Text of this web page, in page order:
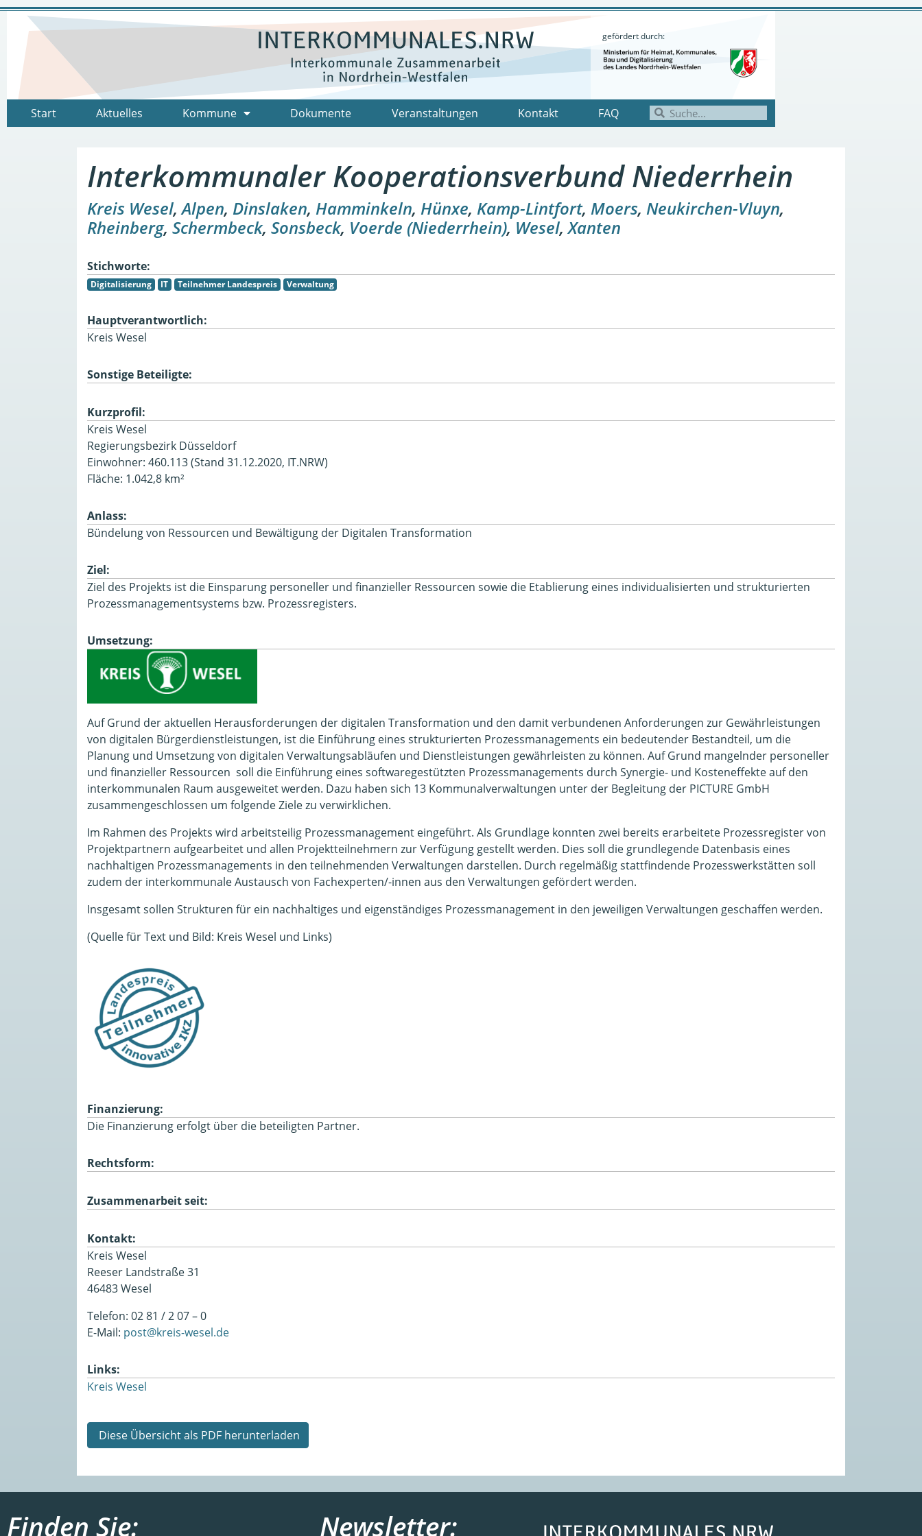
gefördert durch:
Start Aktuelles Kommune Dokumente Veranstaltungen Kontakt FAQ
Interkommunaler Kooperationsverbund Niederrhein
Kreis Wesel,Alpen, Dinslaken, Hamminkeln, Hünxe, Kamp-Lintfort, Moers, Neukirchen-Vluyn,
Rheinberg, Schermbeck, Sonsbeck, Voerde (Niederrhein), Wesel,Xanten
Stichworte:
Digitalisierung IT Teilnehmer Landespreis Verwaltung
Hauptverantwortlich:
Kreis Wesel
Sonstige Beteiligte:
Kurzprofil:
Kreis Wesel
Regierungsbezirk Düsseldorf
Einwohner: 460.113 (Stand 31.12.2020, IT.NRW)
Fläche: 1.042,8 km²
Anlass:
Bündelung von Ressourcen und Bewältigung der Digitalen Transformation
Ziel:
Ziel des Projekts ist die Einsparung personeller und finanzieller Ressourcen sowie die Etablierung eines individualisierten und strukturierten
Prozessmanagementsystems bzw. Prozessregisters.
Umsetzung:
Auf Grund der aktuellen Herausforderungen der digitalen Transformation und den damit verbundenen Anforderungen zur Gewährleistungen
von digitalen Bürgerdienstleistungen, ist die Einführung eines strukturierten Prozessmanagements ein bedeutender Bestandteil, um die
Planung und Umsetzung von digitalen Verwaltungsabläufen und Dienstleistungen gewährleisten zu können. Auf Grund mangelnder personeller
und finanzieller Ressourcen soll die Einführung eines softwaregestützten Prozessmanagements durch Synergie- und Kosteneffekte auf den
interkommunalen Raum ausgeweitet werden. Dazu haben sich 13 Kommunalverwaltungen unter der Begleitung der PICTURE GmbH
zusammengeschlossen um folgende Ziele zu verwirklichen.
Im Rahmen des Projekts wird arbeitsteilig Prozessmanagement eingeführt. Als Grundlage konnten zwei bereits erarbeitete Prozessregister von
Projektpartnern aufgearbeitet und allen Projektteilnehmern zur Verfügung gestellt werden. Dies soll die grundlegende Datenbasis eines
nachhaltigen Prozessmanagements in den teilnehmenden Verwaltungen darstellen. Durch regelmäßig stattfindende Prozesswerkstätten soll
zudem der interkommunale Austausch von Fachexperten/-innen aus den Verwaltungen gefördert werden.
Insgesamt sollen Strukturen für ein nachhaltiges und eigenständiges Prozessmanagement in den jeweiligen Verwaltungen geschaffen werden.
(Quelle für Text und Bild: Kreis Wesel und Links)
Finanzierung:
Die Finanzierung erfolgt über die beteiligten Partner.
Rechtsform:
Zusammenarbeit seit:
Kontakt:
Kreis Wesel
Reeser Landstraße 31
46483 Wesel
Telefon: 02 81 / 2 07 – 0
E-Mail: post@kreis-wesel.de
Links:
Kreis Wesel
Diese Übersicht als PDF herunterladen
Finden Sie: Newsletter: